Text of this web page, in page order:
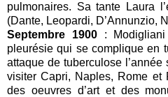
pulmonaires. Sa tante Laura
(Dante, Leopardi, D’Annunzio,
Septembre 1900: Modigliani
pleurésie qui se complique en
attaque de tuberculose
visiter Capri, Naples, Rome et
des oeuvres d’art et des